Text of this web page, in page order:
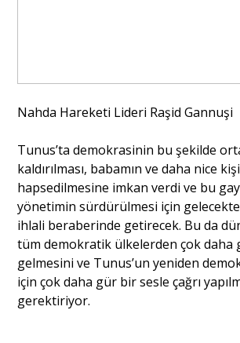
Nahda Hareketi Lideri Raşid Gannuşi
Tunus’ta demokrasinin bu şekilde
kaldırılması, babamın ve daha nice
hapsedilmesine imkan verdi ve bu
yönetimin sürdürülmesi için
ihlali beraberinde getirecek. Bu da
tüm demokratik ülkelerden çok daha
gelmesini ve Tunus’un yeniden
için çok daha gür bir sesle çağrı
gerektiriyor.